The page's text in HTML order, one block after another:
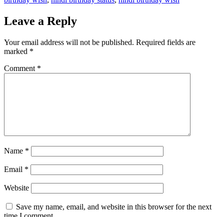
Leave a Reply
Your email address will not be published. Required fields are
marked *
Comment *
Name *
Email *
Website
Save my name, email, and website in this browser for the next